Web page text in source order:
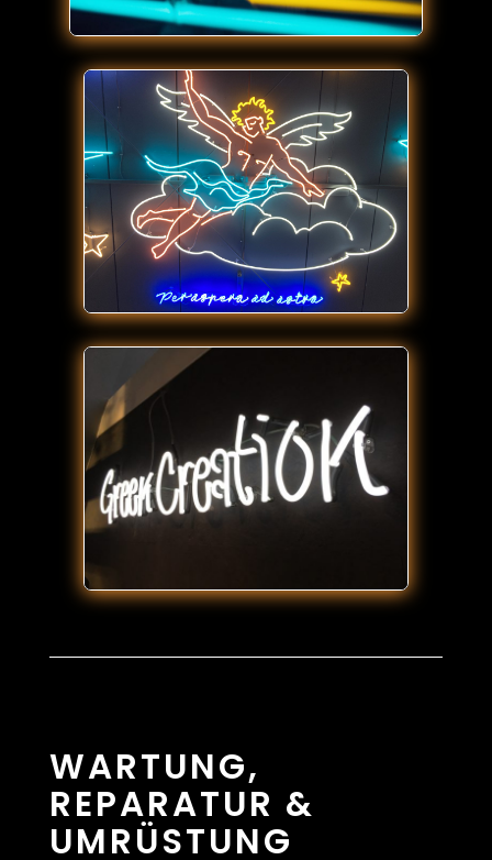
WARTUNG,
REPARATUR &
UMRÜSTUNG